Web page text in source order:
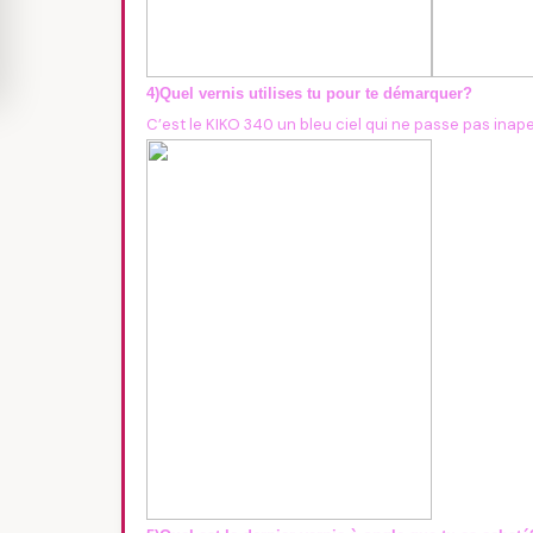
4)Quel vernis utilises tu pour te démarquer?
C’est le KIKO 340 un bleu ciel qui ne passe pas